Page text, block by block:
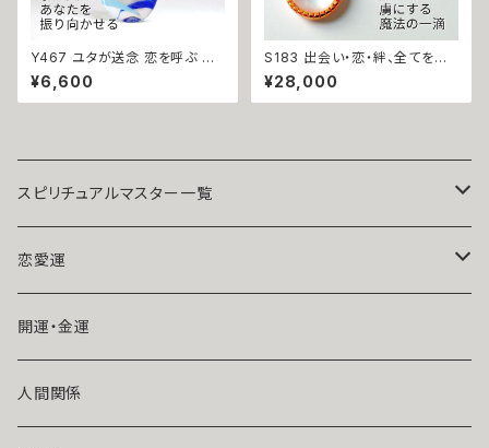
Y467 ユタが送念 恋を呼ぶ ビ
ーチサンダル 印象チェンジで恋
が始まる みじいる 御守り サン
ダル ガラスチャーム 片思い 開
念 恋愛運 失恋 リセット
¥6,600
S183 出会い・恋・絆、全てを甘く
結びつける 恋愛成就 ピーチ ド
ロップ ローズクォーツネックレ
ス 心を虜にする魔法 パワースト
叶う 婚活 縁結び 天然石 恋守り
¥28,000
スピリチュアルマスター一覧
魔術師アリエル
悪魔術師べリアル
風水師さくら
恋愛運
片思い
ライバルの居る恋（略奪したい）
開運・金運
人間関係